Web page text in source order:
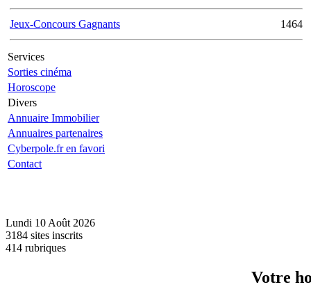
Jeux-Concours Gagnants 1464
Services
Sorties cinéma
Horoscope
Divers
Annuaire Immobilier
Annuaires partenaires
Cyberpole.fr en favori
Contact
Lundi 10 Août 2026
3184 sites inscrits
414 rubriques
Votre